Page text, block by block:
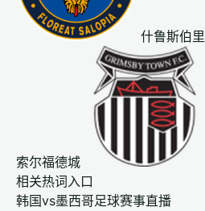
什鲁斯伯里
索尔福德城
相关热词入口
韩国vs墨西哥足球赛事直播